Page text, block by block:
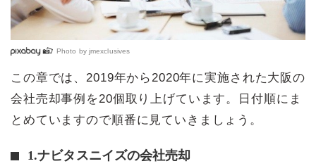
Photo by jmexclusives
この章では、2019年から2020年に実施された大阪の
会社売却事例を20個取り上げています。日付順にま
とめていますので順番に見ていきましょう。
1.ナビタスニイズの会社売却